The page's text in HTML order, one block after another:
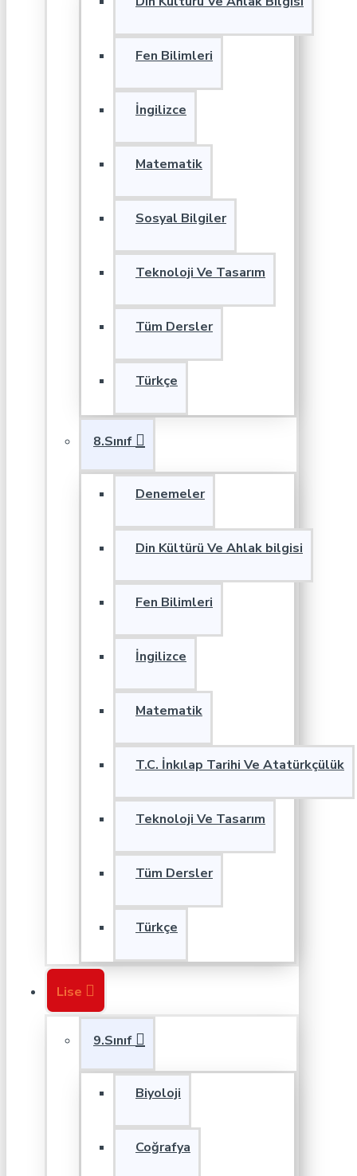
Fen Bilimleri
İngilizce
Matematik
Sosyal Bilgiler
Teknoloji Ve Tasarım
Tüm Dersler
Türkçe
8.Sınıf
Denemeler
Din Kültürü Ve Ahlak bilgisi
Fen Bilimleri
İngilizce
Matematik
T.C. İnkılap Tarihi Ve Atatürkçülük
Teknoloji Ve Tasarım
Tüm Dersler
Türkçe
Lise
9.Sınıf
Biyoloji
Coğrafya